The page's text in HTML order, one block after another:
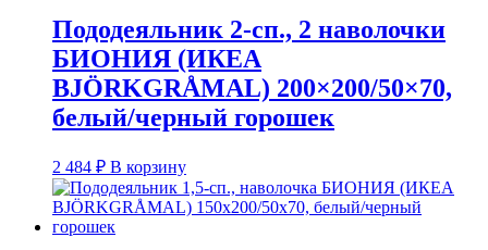
Пододеяльник 2-сп., 2 наволочки
БИОНИЯ (ИКЕА
BJÖRKGRÅMAL) 200×200/50×70,
белый/черный горошек
2 484 ₽ В корзину